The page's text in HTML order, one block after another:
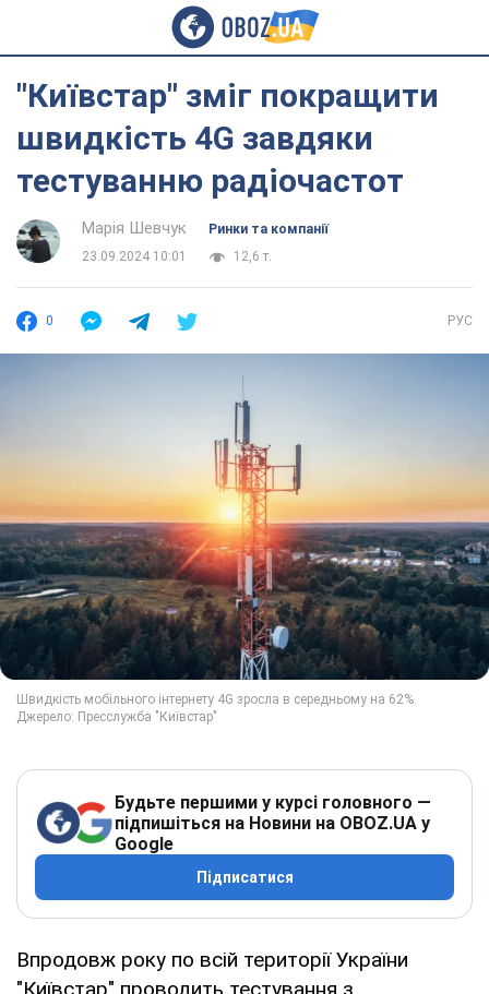
"Київстар" зміг покращити
швидкість 4G завдяки
тестуванню радіочастот
Марія Шевчук
Ринки та компанії
23.09.2024 10:01
12,6 т.
0 РУС
Будьте першими у курсі головного —
підпишіться на Новини на OBOZ.UA у
Google
Підписатися
Впродовж року по всій території України
"Київстар" проводить тестування з